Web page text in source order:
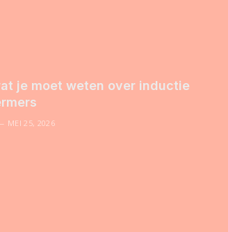
je moet weten over inductie
MEI 25, 2026